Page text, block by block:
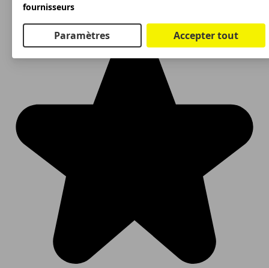
fournisseurs
Paramètres Accepter tout